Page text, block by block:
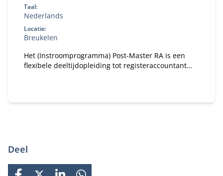
Taal:
Nederlands
Locatie:
Breukelen
Het (Instroomprogramma) Post-Master RA is een
flexibele deeltijdopleiding tot registeraccountant
nodig in een financiële, economische of
Deel